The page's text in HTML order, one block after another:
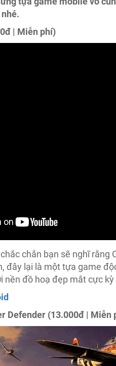
| Miễn phí)
chắn bạn sẽ nghĩ
đây lại là một tựa game
nền đồ hoạ đẹp mắt cực kỳ
Defender (13.000đ | Miễn